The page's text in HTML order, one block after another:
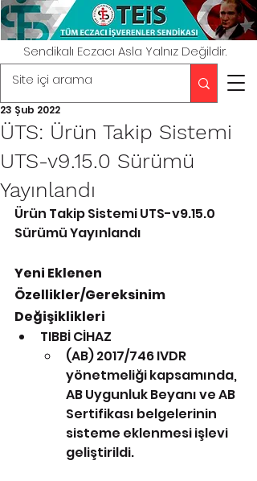
Sendikalı Eczacı Asla Yalnız Değildir.
ÜTS: Ürün Takip Sistemi
UTS-v9.15.0 Sürümü
Yayınlandı
23 Şub 2022
Ürün Takip Sistemi UTS-v9.15.0
Sürümü Yayınlandı
Yeni Eklenen
Özellikler/Gereksinim
Değişiklikleri
TIBBİ CİHAZ
(AB) 2017/746 IVDR
yönetmeliği kapsamında,
AB Uygunluk Beyanı ve AB
Sertifikası belgelerinin
sisteme eklenmesi işlevi
geliştirildi.